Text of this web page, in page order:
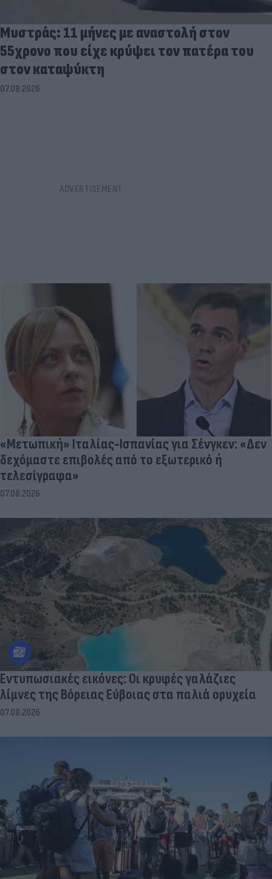
Μυστράς: 11 μήνες με αναστολή στον
55χρονο που είχε κρύψει τον πατέρα του
στον καταψύκτη
07.08.2026
«Μετωπική» Ιταλίας-Ισπανίας για Σένγκεν: «Δεν
δεχόμαστε επιβολές από το εξωτερικό ή
τελεσίγραφα»
07.08.2026
Εντυπωσιακές εικόνες: Οι κρυφές γαλάζιες
λίμνες της Βόρειας Εύβοιας στα παλιά ορυχεία
07.08.2026